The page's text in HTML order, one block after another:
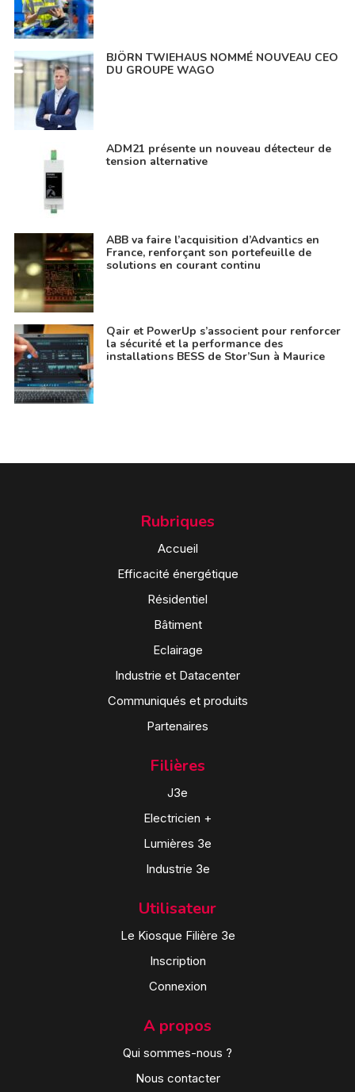
BJÖRN TWIEHAUS NOMMÉ NOUVEAU CEO
DU GROUPE WAGO
ADM21 présente un nouveau détecteur de
tension alternative
ABB va faire l’acquisition d’Advantics en
France, renforçant son portefeuille de
solutions en courant continu
Qair et PowerUp s’associent pour renforcer
la sécurité et la performance des
installations BESS de Stor’Sun à Maurice
Rubriques
Accueil
Efficacité énergétique
Résidentiel
Bâtiment
Eclairage
Industrie et Datacenter
Communiqués et produits
Partenaires
Filières
J3e
Electricien +
Lumières 3e
Industrie 3e
Utilisateur
Le Kiosque Filière 3e
Inscription
Connexion
A propos
Qui sommes-nous ?
Nous contacter